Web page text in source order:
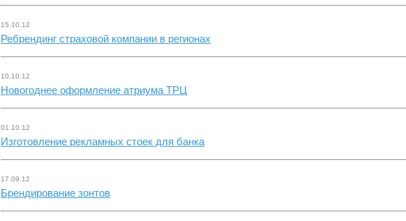
15.10.12
Ребрендинг страховой компании в регионах
10.10.12
Новогоднее оформление атриума ТРЦ
01.10.12
Изготовление рекламных стоек для банка
17.09.12
Брендирование зонтов